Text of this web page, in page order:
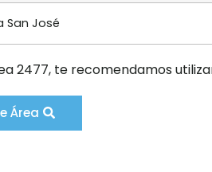
San José
2477, te recomendamos
Área